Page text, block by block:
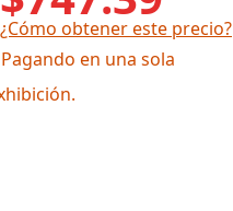
¿Cómo obtener este precio?
en una sola